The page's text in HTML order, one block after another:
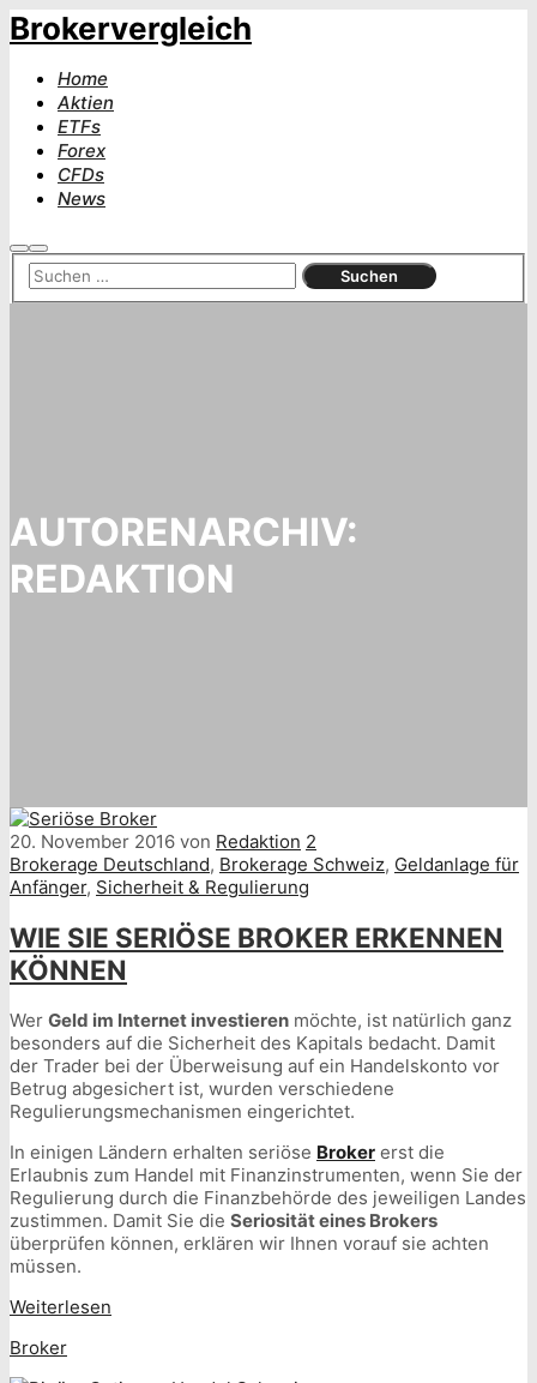
Brokervergleich
Home
Aktien
ETFs
Forex
CFDs
News
Suchen
Hauptmenü
AUTORENARCHIV:
REDAKTION
20. November 2016 von Redaktion 2
Brokerage Deutschland, Brokerage Schweiz, Geldanlage für
Anfänger, Sicherheit & Regulierung
WIE SIE SERIÖSE BROKER ERKENNEN
KÖNNEN
Wer Geld im Internet investieren möchte, ist natürlich ganz
besonders auf die Sicherheit des Kapitals bedacht. Damit
der Trader bei der Überweisung auf ein Handelskonto vor
Betrug abgesichert ist, wurden verschiedene
Regulierungsmechanismen eingerichtet.
In einigen Ländern erhalten seriöse Broker erst die
Erlaubnis zum Handel mit Finanzinstrumenten, wenn Sie der
Regulierung durch die Finanzbehörde des jeweiligen Landes
zustimmen. Damit Sie die Seriosität eines Brokers
überprüfen können, erklären wir Ihnen vorauf sie achten
müssen.
Weiterlesen
Broker